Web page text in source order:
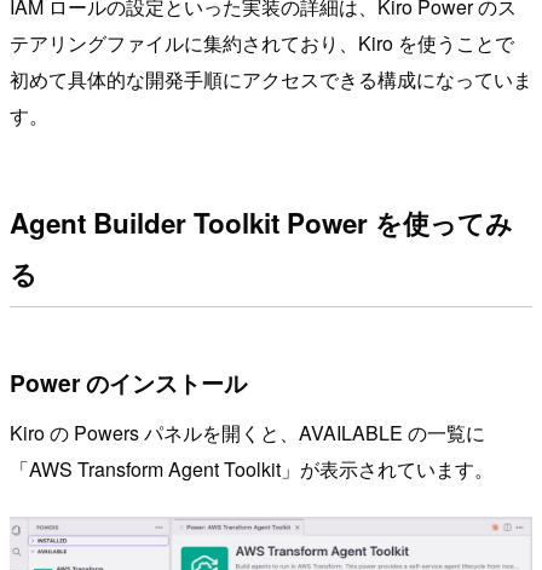
IAM ロールの設定といった実装の詳細は、Kiro Power のス
テアリングファイルに集約されており、Kiro を使うことで
初めて具体的な開発手順にアクセスできる構成になっていま
す。
Agent Builder Toolkit Power を使ってみ
る
Power のインストール
Kiro の Powers パネルを開くと、AVAILABLE の一覧に
「AWS Transform Agent Toolkit」が表示されています。